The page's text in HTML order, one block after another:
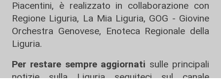
Piacentini, è realizzato in collaborazione con
Regione Liguria, La Mia Liguria, GOG - Giovine
Orchestra Genovese, Enoteca Regionale della
Liguria.
Per restare sempre aggiornati sulle principali
notizie sulla Liguria seguiteci sul canale